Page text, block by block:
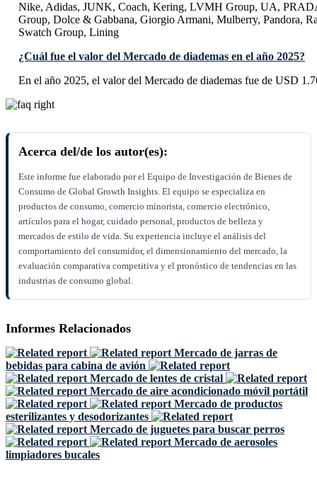
Nike, Adidas, JUNK, Coach, Kering, LVMH Group, UA,
Group, Dolce & Gabbana, Giorgio Armani, Mulberry, Pandora,
Swatch Group, Lining
¿Cuál fue el valor del Mercado de diademas en el año 2025?
En el año 2025, el valor del Mercado de diademas fue de USD
Acerca del/de los autor(es):
Este informe fue elaborado por el Equipo de Investigación de Bienes de
Consumo de Global Growth Insights. El equipo se especializa en
productos de consumo, comercio minorista, comercio electrónico,
artículos para el hogar, cuidado personal, productos de belleza y
mercados de estilo de vida. Su experiencia incluye el análisis del
comportamiento del consumidor, el dimensionamiento del mercado, la
evaluación comparativa competitiva y el pronóstico de tendencias en las
industrias de consumo global.
Informes Relacionados
Mercado de jarras de
bebidas para cabina de avión
Mercado de lentes de cristal
Mercado de aire acondicionado móvil portátil
Mercado de productos
esterilizantes y desodorizantes
Mercado de juguetes para buscar perros
Mercado de aerosoles
limpiadores bucales